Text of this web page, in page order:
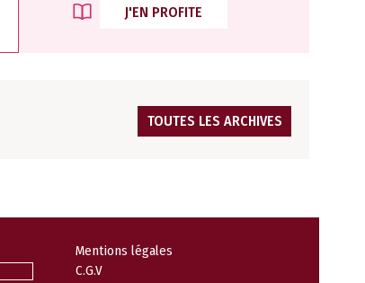
J'EN PROFITE
TOUTES LES ARCHIVES
Mentions légales
C.G.V